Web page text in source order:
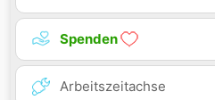
Spenden
Arbeitszeitachse